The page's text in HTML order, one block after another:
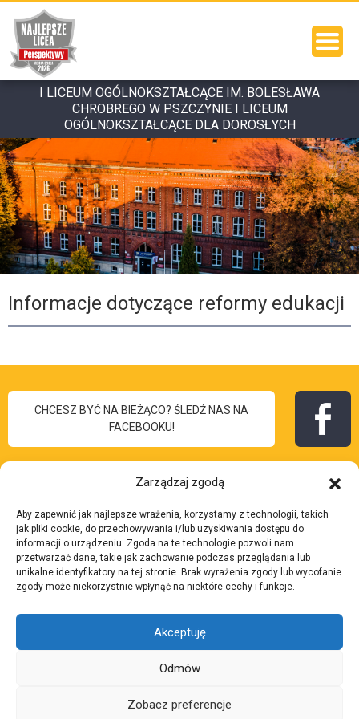
Zarządzaj zgodą
Aby zapewnić jak najlepsze wrażenia, korzystamy z technologii, takich
jak pliki cookie, do przechowywania i/lub uzyskiwania dostępu do
informacji o urządzeniu. Zgoda na te technologie pozwoli nam
przetwarzać dane, takie jak zachowanie podczas przeglądania lub
unikalne identyfikatory na tej stronie. Brak wyrażenia zgody lub wycofanie
zgody może niekorzystnie wpłynąć na niektóre cechy i funkcje.
Akceptuję
Odmów
Zobacz preferencje
I LICEUM OGÓLNOKSZTAŁCĄCE IM. BOLESŁAWA
CHROBREGO W PSZCZYNIE I LICEUM
OGÓLNOKSZTAŁCĄCE DLA DOROSŁYCH
Informacje dotyczące reformy edukacji
CHCESZ BYĆ NA BIEŻĄCO? ŚLEDŹ NAS NA
FACEBOOKU!
I Liceum
Ogólnokształcące
im. Bolesława Chrobrego
w Pszczynie
Skontaktuj się z nami:
Adres:ul. 3 Maja 7, 43-
200 Pszczyna
Telefon:32 210 37 27
Email:lp.anyzczsp-